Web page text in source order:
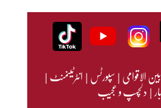
بین الاقوامی|سپورٹس|انٹرٹینمنٹ|
|دلچسپ و عجیب